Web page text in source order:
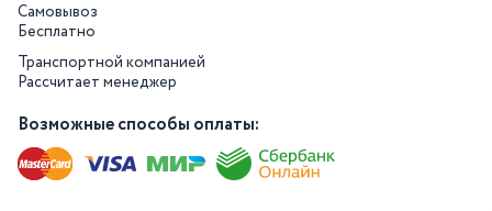
Самовывоз
Бесплатно
Транспортной компанией
Рассчитает менеджер
Возможные способы оплаты: